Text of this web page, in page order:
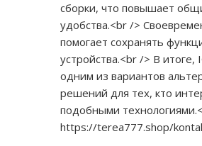
сборки, что повышает
удобства.<br />
помогает сохранять
устройства.<br /> В итоге,
одним из вариантов
решений для тех, кто
подобными
https://terea777.shop/